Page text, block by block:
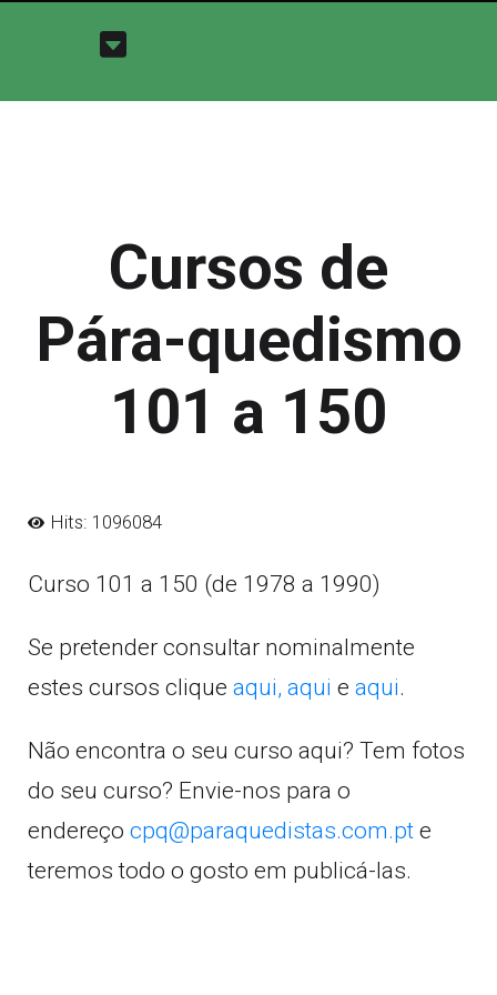
Cursos de
Pára-quedismo
101 a 150
Hits: 1096084
Curso 101 a 150 (de 1978 a 1990)
Se pretender consultar nominalmente
estes cursos clique aqui, aqui e aqui.
Não encontra o seu curso aqui? Tem fotos
do seu curso? Envie-nos para o
endereço cpq@paraquedistas.com.pt e
teremos todo o gosto em publicá-las.